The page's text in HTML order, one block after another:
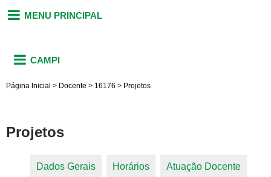
MENU PRINCIPAL
CAMPI
Página Inicial > Docente > 16176 > Projetos
Projetos
Dados Gerais Horários Atuação Docente